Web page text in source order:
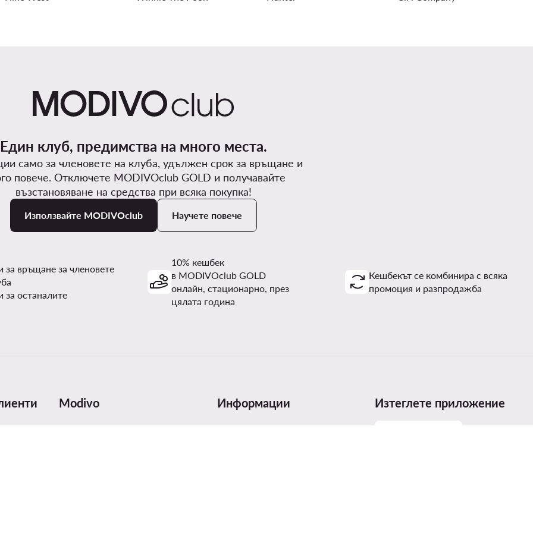
Един клуб, предимства на много места.
само за членовете на клуба, удължен срок за връщане и
повече. Отключете MODIVOclub GOLD и получавайте
възстановяване на средства при всяка покупка!
Използвайте MODIVOclub Научете повече
за връщане за членовете
за останалите
10% кешбек
в MODIVOclub GOLD
онлайн, стационарно, през
цялата година
Кешбекът се комбинира с всяка
промоция и разпродажба
Modivo Информации Изтеглете приложение